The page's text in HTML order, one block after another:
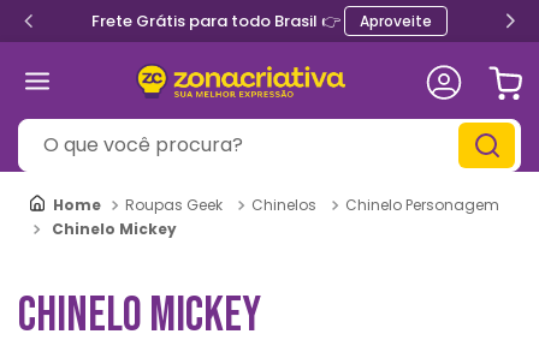
Frete Grátis para todo Brasil 👉 Aproveite
O que você procura?
Roupas Geek Chinelos
Chinelo Personagem
Chinelo Mickey
CHINELO MICKEY